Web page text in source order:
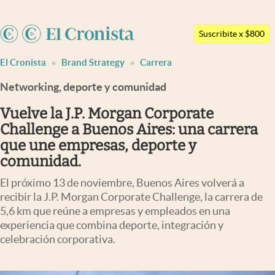
Argentina
Uruguay
Members
Economía y Política
Finanzas y Mercados
Mercados Online
Negocios
Columnistas
Otras secciones
Suscribite x $800
El Cronista Brand Strategy Carrera
Networking, deporte y comunidad
Vuelve la J.P. Morgan Corporate
Challenge a Buenos Aires: una carrera
que une empresas, deporte y
comunidad.
El próximo 13 de noviembre, Buenos Aires volverá a
recibir la J.P. Morgan Corporate Challenge, la carrera de
5,6 km que reúne a empresas y empleados en una
experiencia que combina deporte, integración y
celebración corporativa.